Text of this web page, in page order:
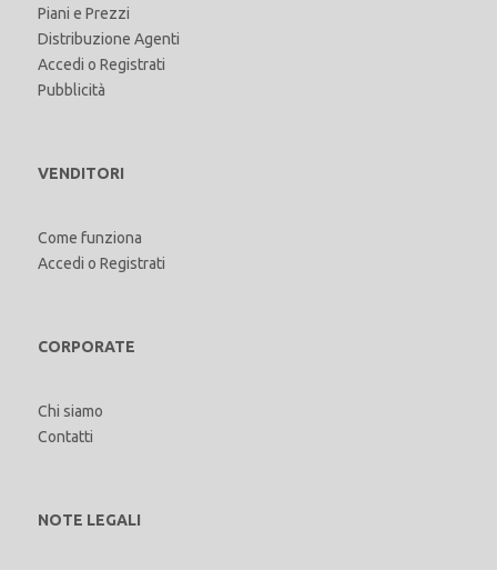
Piani e Prezzi
Distribuzione Agenti
Accedi o Registrati
Pubblicità
VENDITORI
Come funziona
Accedi o Registrati
CORPORATE
Chi siamo
Contatti
NOTE LEGALI